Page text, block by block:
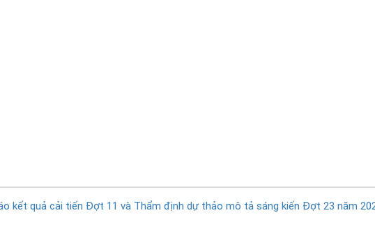
kết quả cải tiến Đợt 11 và Thẩm định dự thảo mô tả sáng kiến Đợt 23 năm